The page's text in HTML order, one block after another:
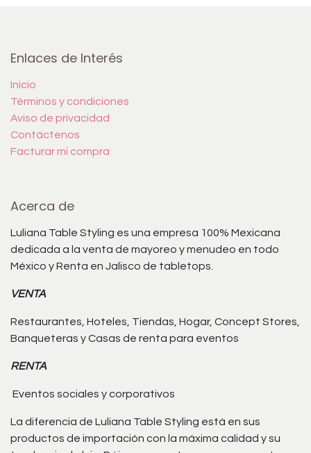
Enlaces de Interés
Inicio
Términos y condiciones
Aviso de privacidad
Contáctenos
Facturar mi compra
Acerca de
Luliana Table Styling es una empresa 100% Mexicana
dedicada a la venta de mayoreo y menudeo en todo
México y Renta en Jalisco de tabletops.
VENTA
Restaurantes, Hoteles, Tiendas, Hogar, Concept Stores,
Banqueteras y Casas de renta para eventos
RENTA
Eventos sociales y corporativos
La diferencia de Luliana Table Styling está en sus
productos de importación con la máxima calidad y su